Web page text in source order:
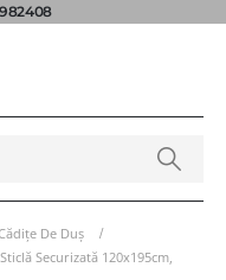
De Duș
Securizată 120x195cm,